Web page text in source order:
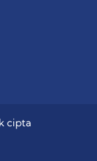
cipta